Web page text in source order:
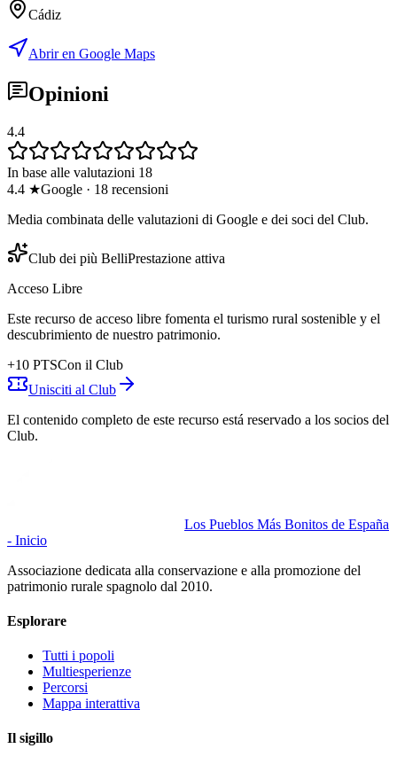
Cádiz
Abrir en Google Maps
Opinioni
4.4
In base alle valutazioni 18
4.4 ★Google · 18 recensioni
Media combinata delle valutazioni di Google e dei soci del Club.
Club dei più BelliPrestazione attiva
Acceso Libre
Este recurso de acceso libre fomenta el turismo rural sostenible y el
descubrimiento de nuestro patrimonio.
+10 PTSCon il Club
Unisciti al Club
El contenido completo de este recurso está reservado a los socios del
Club.
Los Pueblos Más Bonitos de España
- Inicio
Associazione dedicata alla conservazione e alla promozione del
patrimonio rurale spagnolo dal 2010.
Esplorare
Tutti i popoli
Multiesperienze
Percorsi
Mappa interattiva
Il sigillo